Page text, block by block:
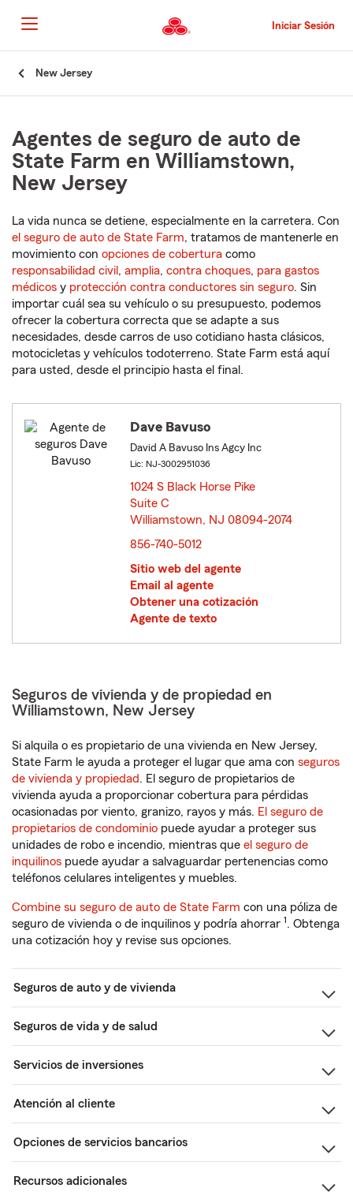
al
contenido
principal
Iniciar Sesión
New Jersey
Agentes de seguro de auto de
State Farm en Williamstown,
New Jersey
La vida nunca se detiene, especialmente en la carretera. Con
el seguro de auto de State Farm, tratamos de mantenerle en
movimiento con opciones de cobertura como
responsabilidad civil , amplia, contra choques, para gastos
médicos y protección contra conductores sin seguro. Sin
importar cuál sea su vehículo o su presupuesto, podemos
ofrecer la cobertura correcta que se adapte a sus
necesidades, desde carros de uso cotidiano hasta clásicos,
motocicletas y vehículos todoterreno. State Farm está aquí
para usted, desde el principio hasta el final.
Dave Bavuso
David A Bavuso Ins Agcy Inc
Lic: NJ-3002951036
1024 S Black Horse Pike
Suite C
Williamstown, NJ 08094-2074
856-740-5012
Sitio web del agente
Email al agente
Obtener una cotización
Agente de texto
Seguros de vivienda y de propiedad en
Williamstown, New Jersey
Si alquila o es propietario de una vivienda en New Jersey,
State Farm le ayuda a proteger el lugar que ama con seguros
de vivienda y propiedad. El seguro de propietarios de
vivienda ayuda a proporcionar cobertura para pérdidas
ocasionadas por viento, granizo, rayos y más. El seguro de
propietarios de condominio puede ayudar a proteger sus
unidades de robo e incendio, mientras que el seguro de
inquilinos puede ayudar a salvaguardar pertenencias como
teléfonos celulares inteligentes y muebles.
Combine su seguro de auto de State Farm con una póliza de
seguro de vivienda o de inquilinos y podría ahorrar 1. Obtenga
una cotización hoy y revise sus opciones.
Seguros de auto y de vivienda
Seguros de vida y de salud
Servicios de inversiones
Atención al cliente
Opciones de servicios bancarios
Recursos adicionales